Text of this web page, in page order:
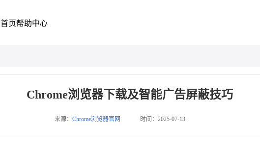
首页帮助中心
Chrome浏览器下载及智能广告屏蔽技巧
来源： Chrome浏览器官网 时间：2025-07-13